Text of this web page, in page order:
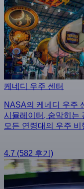
케네디 우주 센터
NASA의 케네디 우주
시뮬레이터, 숨막히는
모든 연령대의 우주
4.7 (582 후기)